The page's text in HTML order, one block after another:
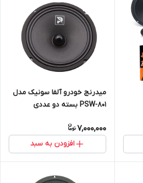
میدرنج خودرو آلفا سونیک مدل
PSW-801 بسته دو عددی
7,000,000
افزودن به سبد